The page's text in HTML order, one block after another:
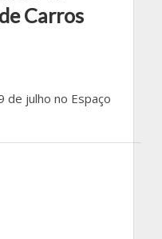
Carros
de julho no Espaço